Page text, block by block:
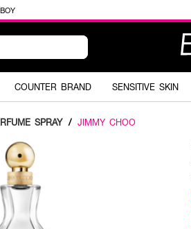
COUNTER BRAND SENSITIVE SKIN
SPRAY / JIMMY CHOO